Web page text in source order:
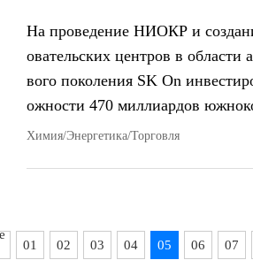
На проведение НИОКР и
овательских центров в области
вого поколения SK On
ожности 470 миллиардов
Химия/Энергетика/Торговля
01 02 03 04 05 06 07